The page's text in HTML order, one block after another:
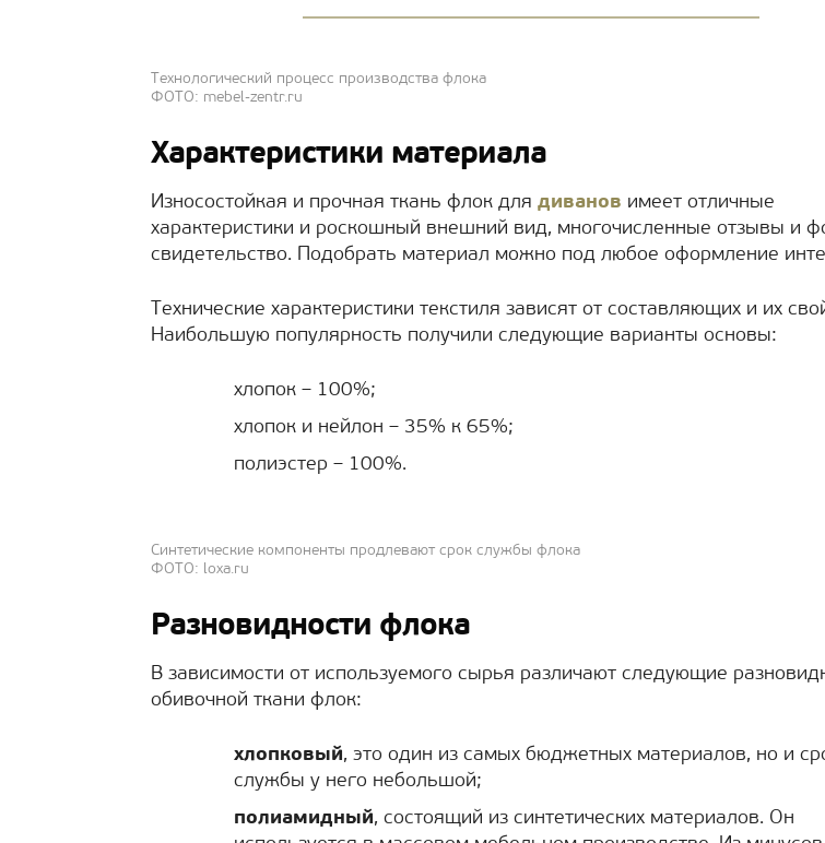
Технологический процесс производства флока
ФОТО: mebel-zentr.ru
Характеристики материала
Износостойкая и прочная ткань флок для диванов имеет отличные
характеристики и роскошный внешний вид, многочисленные отзывы и
свидетельство. Подобрать материал можно под любое оформление
Технические характеристики текстиля зависят от составляющих и их
Наибольшую популярность получили следующие варианты основы:
хлопок – 100%;
хлопок и нейлон – 35% к 65%;
полиэстер – 100%.
Синтетические компоненты продлевают срок службы флока
ФОТО: loxa.ru
Разновидности флока
В зависимости от используемого сырья различают следующие
обивочной ткани флок:
хлопковый, это один из самых бюджетных материалов, но и
службы у него небольшой;
полиамидный, состоящий из синтетических материалов. Он